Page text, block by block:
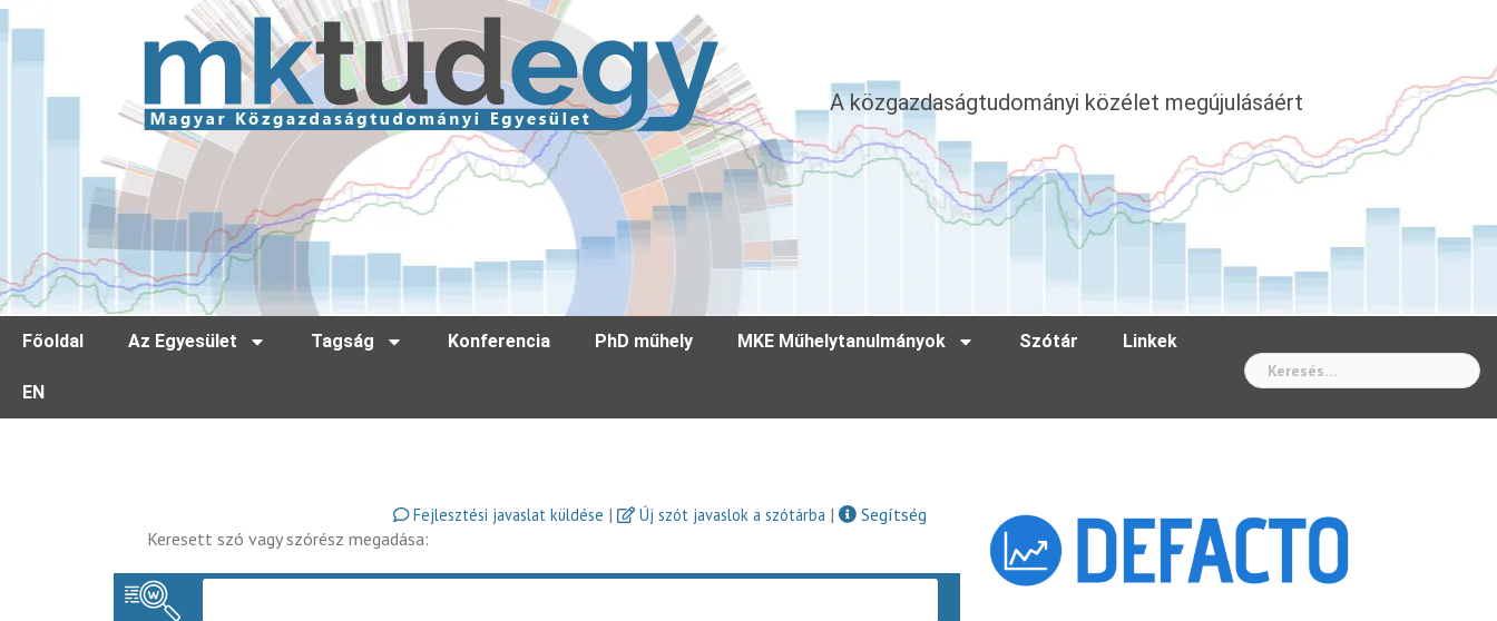
A közgazdaságtudományi közélet megújulásáért
Főoldal Az Egyesület Tagság Konferencia PhD műhely MKE Műhelytanulmányok Szótár Linkek
EN
Fejlesztési javaslat küldése | Új szót javaslok a szótárba |
Segítség
Keresett szó vagy szórész megadása: